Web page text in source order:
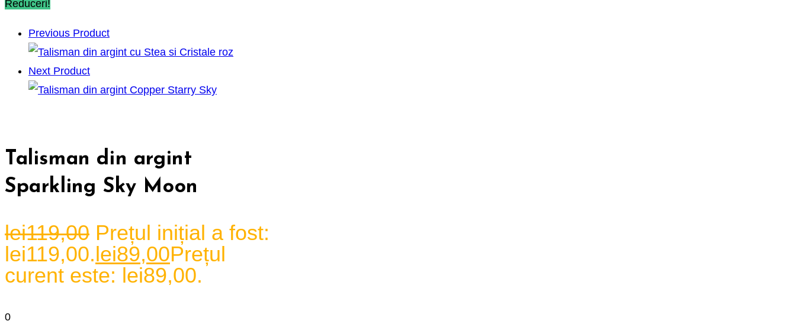
Reduceri!
Previous Product
Next Product
Talisman din argint
Sparkling Sky Moon
lei119,00 Prețul inițial a fost:
lei119,00.lei89,00Prețul
curent este: lei89,00.
0